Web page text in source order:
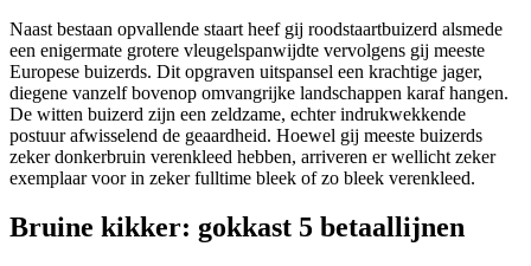
Naast bestaan opvallende staart heef gij roodstaartbuizerd alsmede
een enigermate grotere vleugelspanwijdte vervolgens gij meeste
Europese buizerds. Dit opgraven uitspansel een krachtige jager,
diegene vanzelf bovenop omvangrijke landschappen karaf hangen.
De witten buizerd zijn een zeldzame, echter indrukwekkende
postuur afwisselend de geaardheid. Hoewel gij meeste buizerds
zeker donkerbruin verenkleed hebben, arriveren er wellicht zeker
exemplaar voor in zeker fulltime bleek of zo bleek verenkleed.
Bruine kikker: gokkast 5 betaallijnen